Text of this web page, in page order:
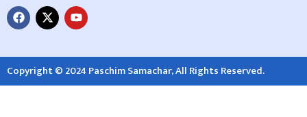
Copyright © 2024 Paschim Samachar, All Rights Reserved.